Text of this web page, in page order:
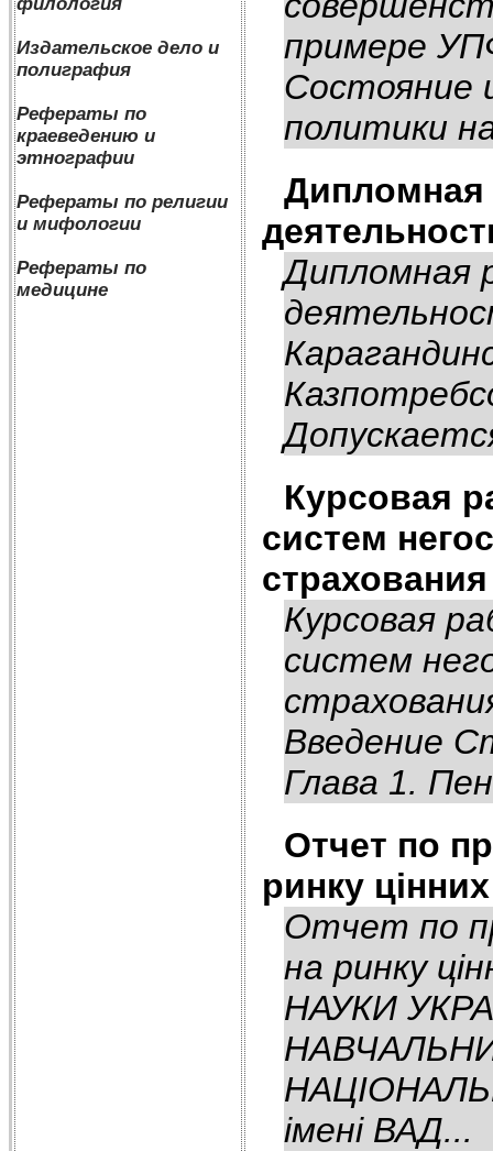
Издательское дело и
полиграфия
Рефераты по
краеведению и
этнографии
Рефераты по религии
и мифологии
Рефераты по
медицине
примере
Состояние
политики
Дипломная
Дипломная
Курсовая
систем
Курсовая
систем
Введение
Глава 1.
Отчет по
ринку
Отчет по
на ринку
НАУКИ
імені ВАД...